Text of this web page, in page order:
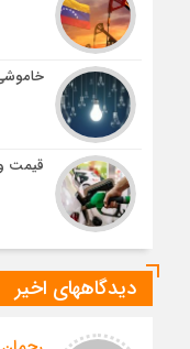
قیمت
دیدگاههای اخیر